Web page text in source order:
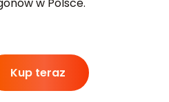
Kup teraz